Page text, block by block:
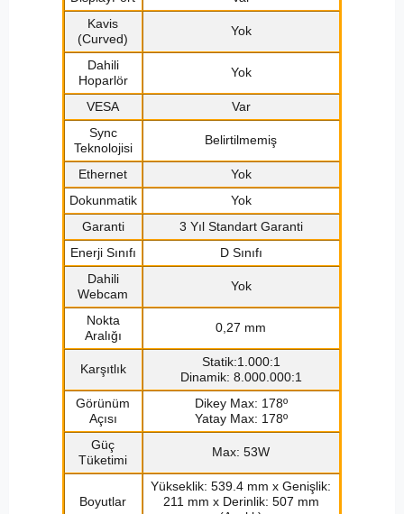
Kavis
(Curved)
Yok
Dahili
Hoparlör
Yok
VESA
Var
Sync
Teknolojisi
Belirtilmemiş
Ethernet
Yok
Dokunmatik
Yok
Garanti
3 Yıl Standart Garanti
Enerji Sınıfı
D Sınıfı
Dahili
Webcam
Yok
Nokta
Aralığı
0,27 mm
Karşıtlık
Statik:1.000:1
Dinamik: 8.000.000:1
Görünüm
Açısı
Dikey Max: 178º
Yatay Max: 178º
Güç
Tüketimi
Max: 53W
Boyutlar
Yükseklik: 539.4 mm x Genişlik:
211 mm x Derinlik: 507 mm